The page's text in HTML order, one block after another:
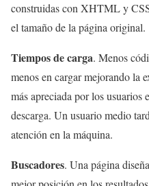
construidas con XHTML y
el tamaño de la página original.
Tiempos de carga. Menos
menos en cargar mejorando la
más apreciada por los usuarios
descarga. Un usuario medio
atención en la máquina.
Buscadores. Una página